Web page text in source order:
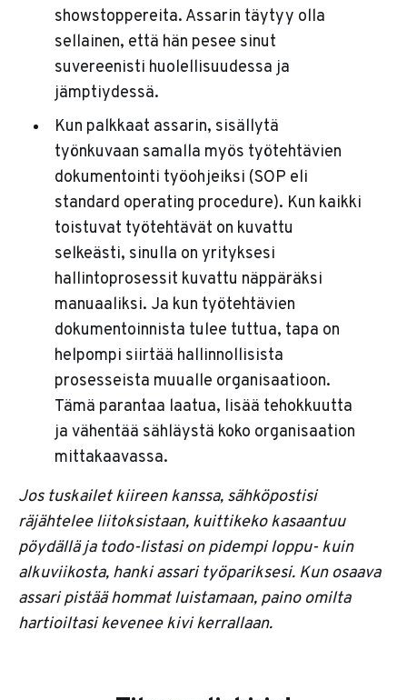
showstoppereita. Assarin täytyy olla
sellainen, että hän pesee sinut
suvereenisti huolellisuudessa ja
jämptiydessä.
Kun palkkaat assarin, sisällytä
työnkuvaan samalla myös työtehtävien
dokumentointi työohjeiksi (SOP eli
standard operating procedure). Kun kaikki
toistuvat työtehtävät on kuvattu
selkeästi, sinulla on yrityksesi
hallintoprosessit kuvattu näppäräksi
manuaaliksi. Ja kun työtehtävien
dokumentoinnista tulee tuttua, tapa on
helpompi siirtää hallinnollisista
prosesseista muualle organisaatioon.
Tämä parantaa laatua, lisää tehokkuutta
ja vähentää sähläystä koko organisaation
mittakaavassa.
Jos tuskailet kiireen kanssa, sähköpostisi
räjähtelee liitoksistaan, kuittikeko kasaantuu
pöydällä ja todo-listasi on pidempi loppu- kuin
alkuviikosta, hanki assari työpariksesi. Kun osaava
assari pistää hommat luistamaan, paino omilta
hartioiltasi kevenee kivi kerrallaan.